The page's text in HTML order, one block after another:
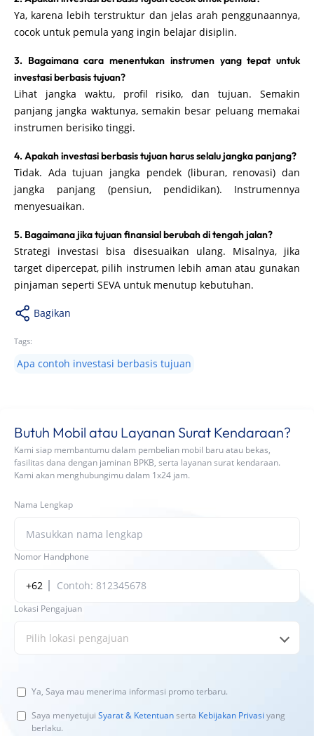
Ya, karena lebih terstruktur dan jelas arah penggunaannya,
cocok untuk pemula yang ingin belajar disiplin.
3. Bagaimana cara menentukan instrumen yang tepat untuk
investasi berbasis tujuan?
Lihat jangka waktu, profil risiko, dan tujuan. Semakin
panjang jangka waktunya, semakin besar peluang memakai
instrumen berisiko tinggi.
4. Apakah investasi berbasis tujuan harus selalu jangka panjang?
Tidak. Ada tujuan jangka pendek (liburan, renovasi) dan
jangka panjang (pensiun, pendidikan). Instrumennya
menyesuaikan.
5. Bagaimana jika tujuan finansial berubah di tengah jalan?
Strategi investasi bisa disesuaikan ulang. Misalnya, jika
target dipercepat, pilih instrumen lebih aman atau gunakan
pinjaman seperti SEVA untuk menutup kebutuhan.
Bagikan
Tags:
Apa contoh investasi berbasis tujuan
Butuh Mobil atau Layanan Surat Kendaraan?
Kami siap membantumu dalam pembelian mobil baru atau bekas,
fasilitas dana dengan jaminan BPKB, serta layanan surat kendaraan.
Kami akan menghubungimu dalam 1x24 jam.
Nama Lengkap
Nomor Handphone
+62
Lokasi Pengajuan
Pilih lokasi pengajuan
Ya, Saya mau menerima informasi promo terbaru.
Saya menyetujui Syarat & Ketentuanserta Kebijakan Privasi yang
berlaku.